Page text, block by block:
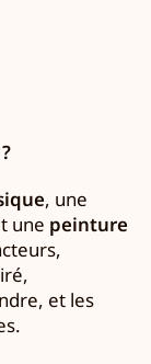
, une
une peinture
et les